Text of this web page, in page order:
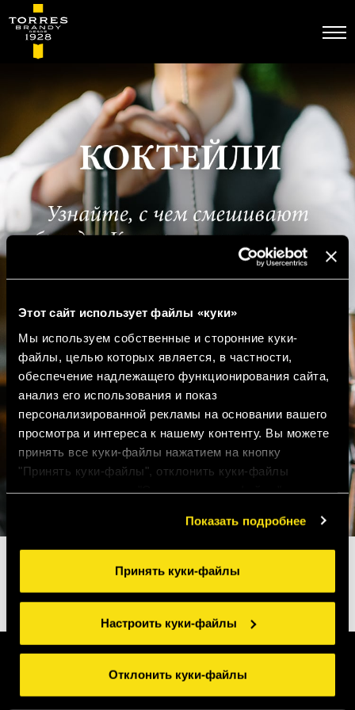
Этот сайт использует файлы «куки»
Мы используем собственные и сторонние куки-
файлы, целью которых является, в частности,
обеспечение надлежащего функционирования сайта,
анализ его использования и показ
персонализированной рекламы на основании вашего
просмотра и интереса к нашему контенту. Вы можете
принять все куки-файлы нажатием на кнопку
"Принять куки-файлы", отклонить куки-файлы
"Настроить куки-файлы". Для получения более
подробной информации ознакомьтесь с нашими
Правилами применения куки-файлов
Показать подробнее
Принять куки-файлы
Настроить куки-файлы
Отклонить куки-файлы
Перейти
основному